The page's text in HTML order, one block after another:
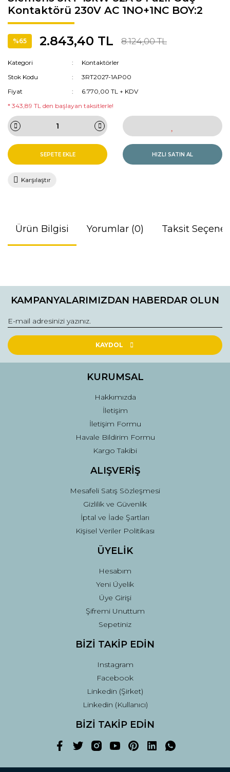
Kontaktörü 230V AC 1NO+1NC BOY:2
%65 2.843,40 TL 8.124,00 TL
Kategori
Kontaktörler
Stok Kodu
3RT2027-1AP00
Fiyat
6.770,00 TL + KDV
* 343,89 TL den başlayan taksitlerle!
SEPETE EKLE HIZLI SATIN AL
Karşılaştır
Ürün Bilgisi Yorumlar (0) Taksit
konularda yetersiz gördüğünüz noktaları öneri formunu
Görüş ve önerileriniz için teşekkür ederiz.
Ürün resmi kalitesiz, bozuk veya görüntülenemiyor.
Ürün açıklamasında eksik bilgiler bulunuyor.
Ürün fiyatı diğer sitelerden daha pahalı.
Gönder
KAMPANYALARIMIZDAN HABERDAR OLUN
KAYDOL
KURUMSAL
Hakkımızda
İletişim
İletişim Formu
Havale Bildirim Formu
Kargo Takibi
ALIŞVERİŞ
Mesafeli Satış Sözleşmesi
Gizlilik ve Güvenlik
İptal ve İade Şartları
Kişisel Veriler Politikası
ÜYELİK
Hesabım
Yeni Üyelik
Üye Girişi
Şifremi Unuttum
Sepetiniz
BİZİ TAKİP EDİN
Instagram
Facebook
Linkedin (Şirket)
Linkedin (Kullanıcı)
BİZİ TAKİP EDİN